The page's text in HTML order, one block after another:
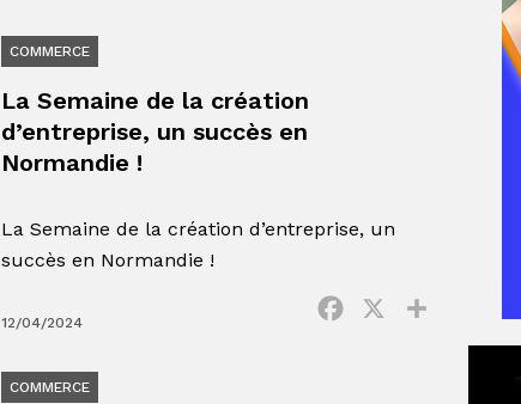
COMMERCE
La Semaine de la création
d’entreprise, un succès en
Normandie !
La Semaine de la création d’entreprise, un
succès en Normandie !
12/04/2024
Facebook
COMMERCE